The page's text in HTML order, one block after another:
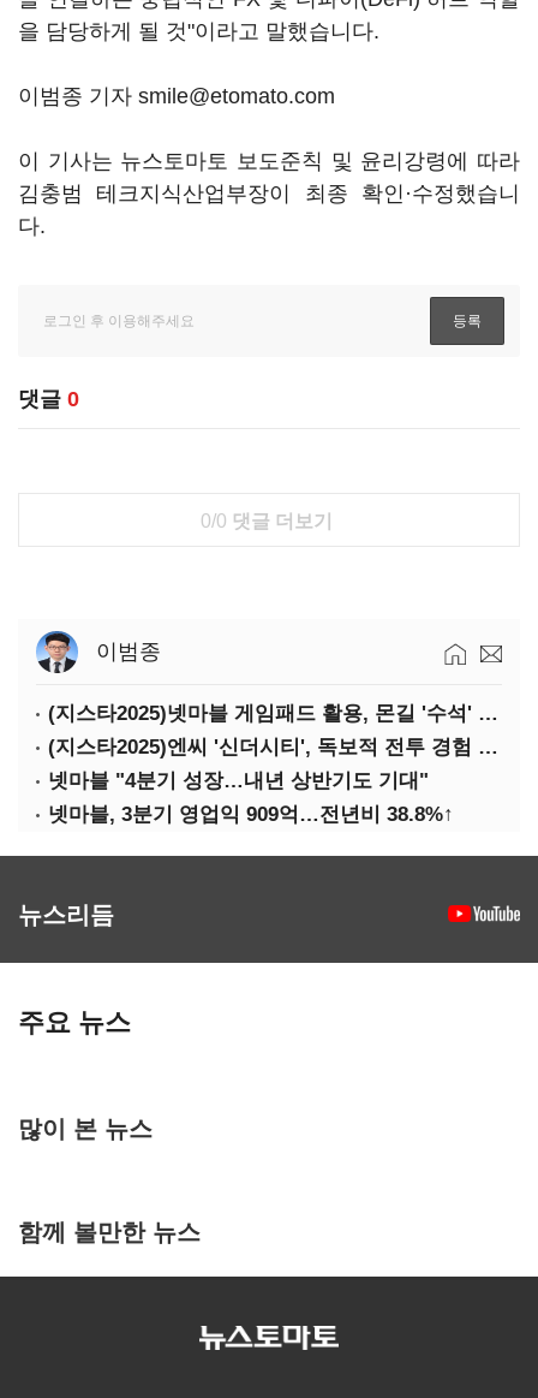
을 담당하게 될 것"이라고 말했습니다.
이범종 기자 smile@etomato.com
이 기사는 뉴스토마토 보도준칙 및 윤리강령에 따라
김충범 테크지식산업부장이 최종 확인·수정했습니
다.
댓글 0
0/0 댓글 더보기
이범종
(지스타2025)넷마블 게임패드 활용, 몬길 '수석' 7대죄 '차석'
(지스타2025)엔씨 '신더시티', 독보적 전투 경험 필요
넷마블 "4분기 성장…내년 상반기도 기대"
넷마블, 3분기 영업익 909억…전년비 38.8%↑
뉴스리듬
주요 뉴스
많이 본 뉴스
함께 볼만한 뉴스